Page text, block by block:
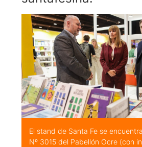
El stand de Santa Fe se
Nº 3015 del Pabellón Ocre (con